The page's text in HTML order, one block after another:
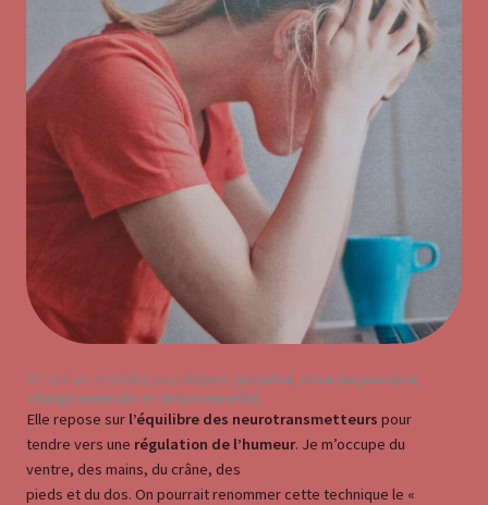
RC sur les troubles psychiques (anxiété, crise de panique,
charge mentale et émotionnelle)
Elle repose sur l’équilibre des neurotransmetteurs pour
tendre vers une régulation de l’humeur. Je m’occupe du
ventre, des mains, du crâne, des
pieds et du dos. On pourrait renommer cette technique le «